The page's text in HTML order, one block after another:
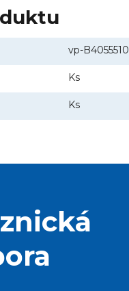
vp-B4055510
Ks
Ks